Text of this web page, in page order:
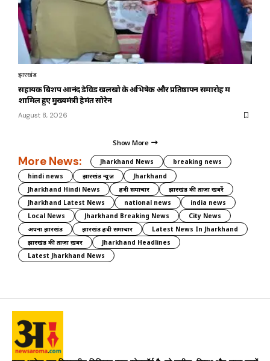
झारखंड
सहायक बिशप आनंद डेविड खलखो के अभिषेक और प्रतिष्ठापन समारोह में
शामिल हुए मुख्यमंत्री हेमंत सोरेन
August 8, 2026
Show More
More News: Jharkhand News
breaking news
hindi news
झारखंड न्यूज़
Jharkhand
Jharkhand Hindi News
हिंदी समाचार
झारखंड की ताज़ा खबरें
Jharkhand Latest News
national news
india news
Local News
Jharkhand Breaking News
City News
अपना झारखंड
झारखंड हिंदी समाचार
Latest News In Jharkhand
झारखंड की ताज़ा ख़बर
Jharkhand Headlines
Latest Jharkhand News